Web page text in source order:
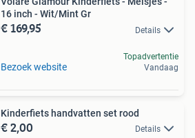
16 inch - Wit/Mint Gr
€ 169,95 Details
Bezoek website
Topadvertentie
Vandaag
Kinderfiets handvatten set rood
€ 2,00 Details